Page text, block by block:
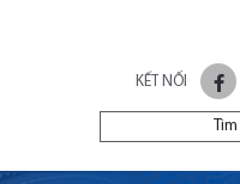
KẾT NỐI